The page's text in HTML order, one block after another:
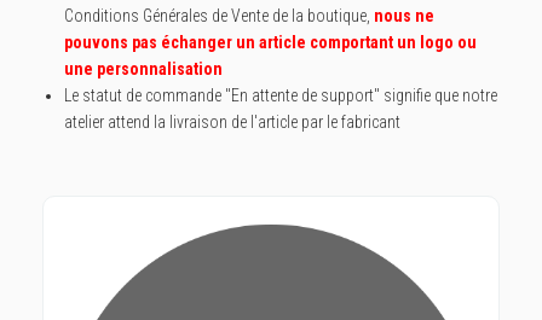
Conditions Générales de Vente de la boutique, nous ne
pouvons pas échanger un article comportant un logo ou
une personnalisation
Le statut de commande "En attente de support" signifie que notre
atelier attend la livraison de l'article par le fabricant